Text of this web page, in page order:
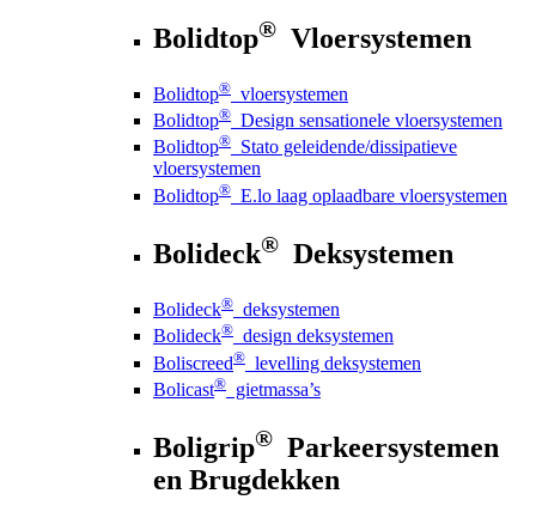
Bolidtop® Vloersystemen
Bolidtop® vloersystemen
Bolidtop® Design sensationele vloersystemen
Bolidtop® Stato geleidende/dissipatieve
vloersystemen
Bolidtop® E.lo laag oplaadbare vloersystemen
Bolideck® Deksystemen
Bolideck® deksystemen
Bolideck® design deksystemen
Boliscreed® levelling deksystemen
Bolicast® gietmassa’s
Boligrip® Parkeersystemen
en Brugdekken